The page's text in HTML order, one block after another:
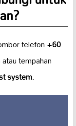
telefon+60
tempahan
system.